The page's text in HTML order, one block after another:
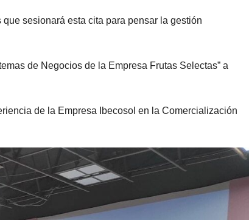
sesionará esta cita para pensar la gestión
de Negocios de la Empresa Frutas Selectas” a
de la Empresa Ibecosol en la Comercialización